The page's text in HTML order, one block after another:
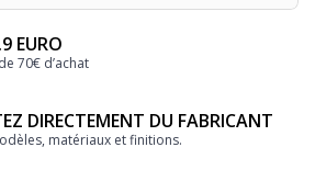
EURO
70€ d’achat
DIRECTEMENT DU FABRICANT
matériaux et finitions.